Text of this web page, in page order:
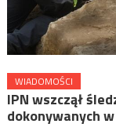
WIADOMOŚCI
IPN wszczął
dokonywanych